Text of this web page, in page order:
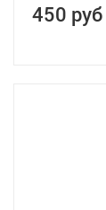
450 руб